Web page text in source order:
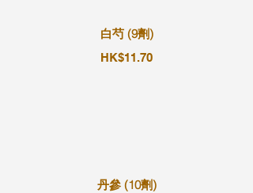
白芍 (9劑)
HK$11.70
丹參 (10劑)